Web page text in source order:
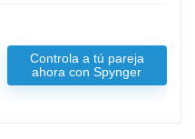
Controla a tú pareja
ahora con Spynger